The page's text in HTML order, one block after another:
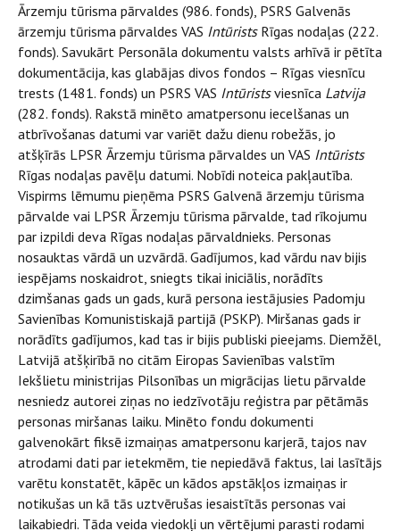
Ārzemju tūrisma pārvaldes (986. fonds), PSRS Galvenās
ārzemju tūrisma pārvaldes VAS IntūristsRīgas nodaļas (222.
fonds). Savukārt Personāla dokumentu valsts arhīvā ir pētīta
dokumentācija, kas glabājas divos fondos – Rīgas viesnīcu
trests (1481. fonds) un PSRS VAS Intūristsviesnīca Latvija
(282. fonds). Rakstā minēto amatpersonu iecelšanas un
atbrīvošanas datumi var variēt dažu dienu robežās, jo
atšķīrās LPSR Ārzemju tūrisma pārvaldes un VAS Intūrists
Rīgas nodaļas pavēļu datumi. Nobīdi noteica pakļautība.
Vispirms lēmumu pieņēma PSRS Galvenā ārzemju tūrisma
pārvalde vai LPSR Ārzemju tūrisma pārvalde, tad rīkojumu
par izpildi deva Rīgas nodaļas pārvaldnieks. Personas
nosauktas vārdā un uzvārdā. Gadījumos, kad vārdu nav bijis
iespējams noskaidrot, sniegts tikai iniciālis, norādīts
dzimšanas gads un gads, kurā persona iestājusies Padomju
Savienības Komunistiskajā partijā (PSKP). Miršanas gads ir
norādīts gadījumos, kad tas ir bijis publiski pieejams. Diemžēl,
Latvijā atšķirībā no citām Eiropas Savienības valstīm
Iekšlietu ministrijas Pilsonības un migrācijas lietu pārvalde
nesniedz autorei ziņas no iedzīvotāju reģistra par pētāmās
personas miršanas laiku. Minēto fondu dokumenti
galvenokārt fiksē izmaiņas amatpersonu karjerā, tajos nav
atrodami dati par ietekmēm, tie nepiedāvā faktus, lai lasītājs
varētu konstatēt, kāpēc un kādos apstākļos izmaiņas ir
notikušas un kā tās uztvērušas iesaistītās personas vai
laikabiedri. Tāda veida viedokļi un vērtējumi parasti rodami